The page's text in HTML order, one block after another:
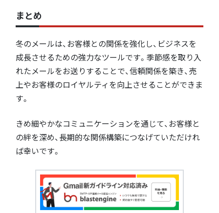
まとめ
冬のメールは、お客様との関係を強化し、ビジネスを
成長させるための強力なツールです。季節感を取り入
れたメールをお送りすることで、信頼関係を築き、売
上やお客様のロイヤルティを向上させることができま
す。
きめ細やかなコミュニケーションを通じて、お客様と
の絆を深め、長期的な関係構築につなげていただけれ
ば幸いです。